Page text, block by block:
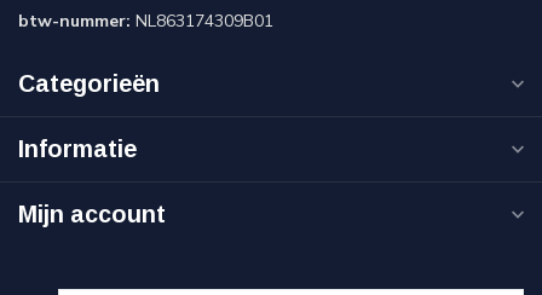
btw-nummer: NL863174309B01
Categorieën
Informatie
Mijn account